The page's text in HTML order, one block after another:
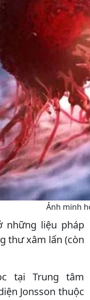
Ảnh minh
những liệu pháp
thư xâm lấn (còn
tại Trung tâm
Jonsson thuộc